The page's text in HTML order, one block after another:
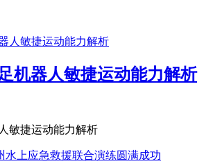
机器人敏捷运动能力解析
敏捷运动能力解析